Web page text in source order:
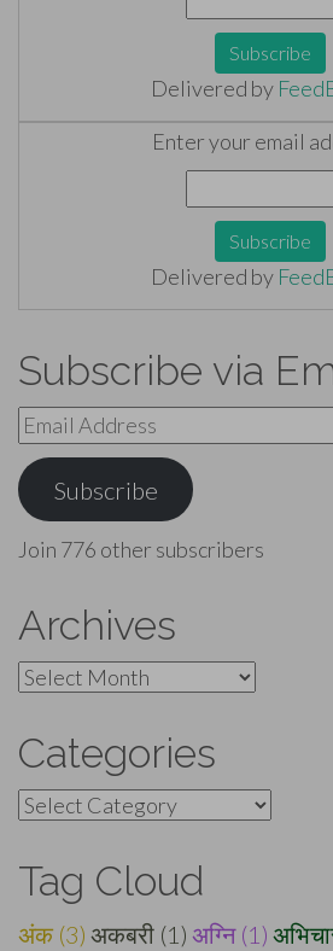
Delivered by
Enter your email
Delivered by
Subscribe via
Email
Address
Subscribe
Join 776 other subscribers
Archives
Archives
Categories
Categories
Tag Cloud
अंक (3) अकबरी (1) अग्नि (1)